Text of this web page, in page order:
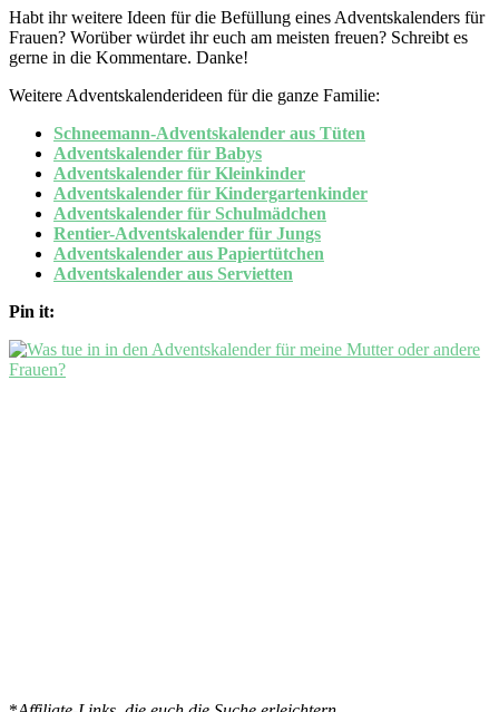
Habt ihr weitere Ideen für die Befüllung eines Adventskalenders für
Frauen? Worüber würdet ihr euch am meisten freuen? Schreibt es
gerne in die Kommentare. Danke!
Weitere Adventskalenderideen für die ganze Familie:
Schneemann-Adventskalender aus Tüten
Adventskalender für Babys
Adventskalender für Kleinkinder
Adventskalender für Kindergartenkinder
Adventskalender für Schulmädchen
Rentier-Adventskalender für Jungs
Adventskalender aus Papiertütchen
Adventskalender aus Servietten
Pin it: